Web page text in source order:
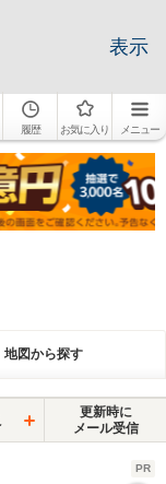
表示
履歴 お気に入り メニュー
地図から探す
更新時に
メール受信
PR